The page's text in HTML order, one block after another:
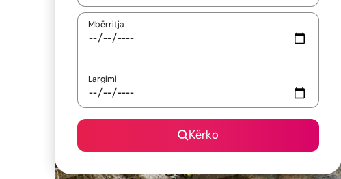
Mbërritja
Largimi
Kërko